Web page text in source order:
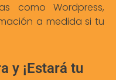
como Wordpress,
a medida si tu
y ¡Estará tu